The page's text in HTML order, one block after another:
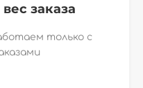
заказа
только с